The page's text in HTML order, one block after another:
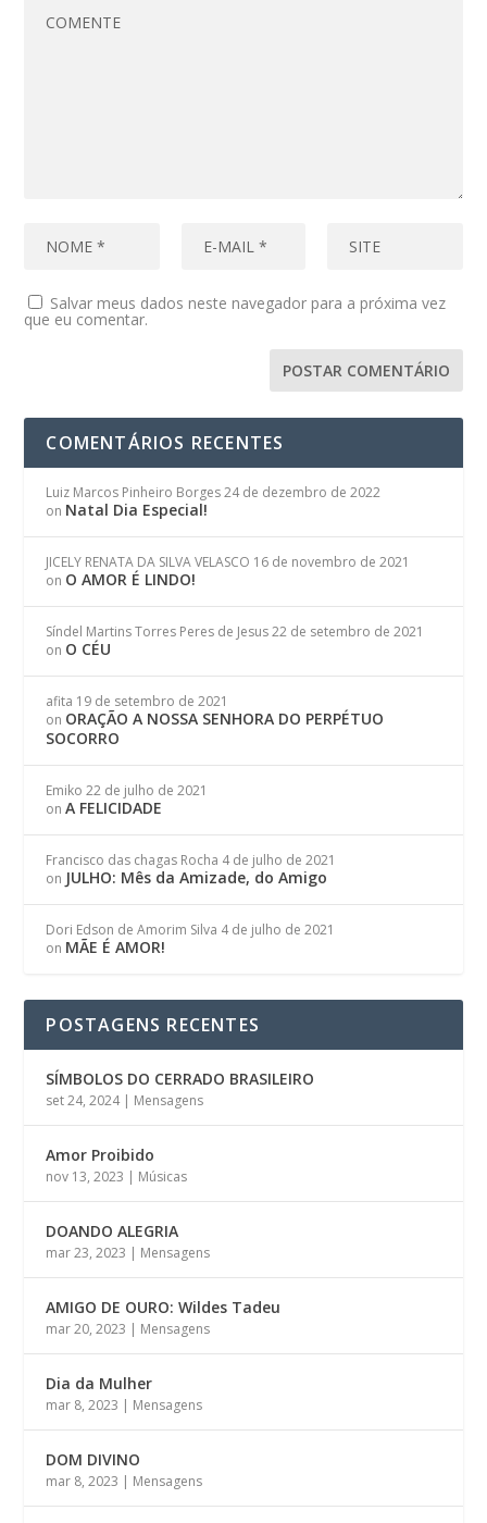
Salvar meus dados neste navegador para a próxima vez
que eu comentar.
COMENTÁRIOS RECENTES
Luiz Marcos Pinheiro Borges 24 de dezembro de 2022
on Natal Dia Especial!
JICELY RENATA DA SILVA VELASCO 16 de novembro de 2021
on O AMOR É LINDO!
Síndel Martins Torres Peres de Jesus 22 de setembro de 2021
on O CÉU
afita 19 de setembro de 2021
on ORAÇÃO A NOSSA SENHORA DO PERPÉTUO
SOCORRO
Emiko 22 de julho de 2021
onA FELICIDADE
Francisco das chagas Rocha 4 de julho de 2021
on JULHO: Mês da Amizade, do Amigo
Dori Edson de Amorim Silva 4 de julho de 2021
on MÃE É AMOR!
POSTAGENS RECENTES
SÍMBOLOS DO CERRADO BRASILEIRO
set 24, 2024| Mensagens
Amor Proibido
nov 13, 2023 | Músicas
DOANDO ALEGRIA
mar 23, 2023 | Mensagens
AMIGO DE OURO: Wildes Tadeu
mar 20, 2023 | Mensagens
Dia da Mulher
mar 8, 2023 | Mensagens
DOM DIVINO
mar 8, 2023 | Mensagens